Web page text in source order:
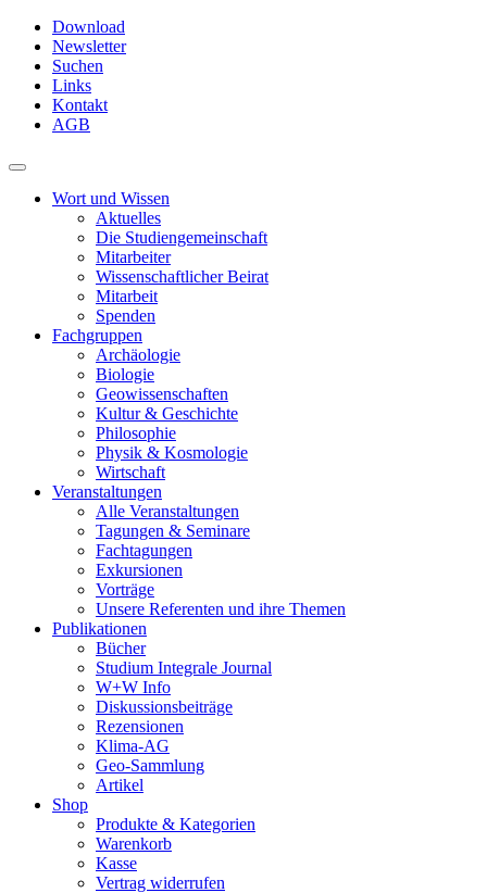
Skip
main
content
Download
Newsletter
Suchen
Links
Kontakt
AGB
Toggle
navigationWort und Wissen
Aktuelles
Die Studiengemeinschaft
Mitarbeiter
Wissenschaftlicher Beirat
Mitarbeit
Spenden
Fachgruppen
Archäologie
Biologie
Geowissenschaften
Kultur & Geschichte
Philosophie
Physik & Kosmologie
Wirtschaft
Veranstaltungen
Alle Veranstaltungen
Tagungen & Seminare
Fachtagungen
Exkursionen
Vorträge
Unsere Referenten und ihre Themen
Publikationen
Bücher
Studium Integrale Journal
W+W Info
Diskussionsbeiträge
Rezensionen
Klima-AG
Geo-Sammlung
Artikel
Shop
Produkte & Kategorien
Warenkorb
Kasse
Vertrag widerrufen